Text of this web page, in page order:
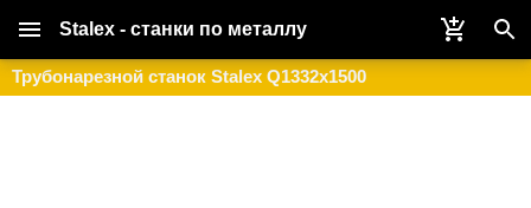
Stalex - станки по металлу
Трубонарезной станок Stalex Q1332x1500